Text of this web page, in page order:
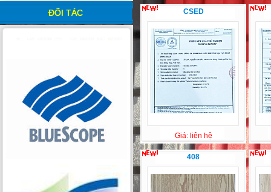
ĐỐI TÁC CSED
Giá: liên hệ
408